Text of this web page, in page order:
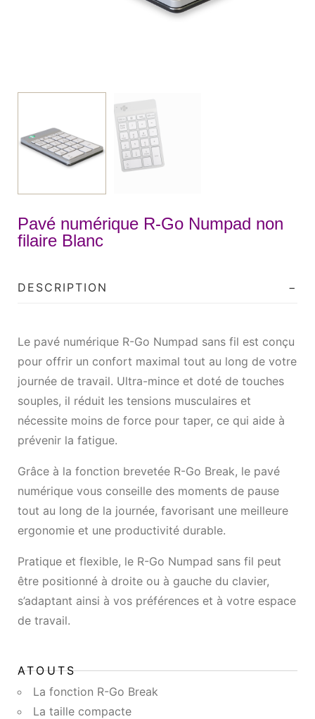
Pavé numérique R-Go Numpad non
filaire Blanc
DESCRIPTION
Le pavé numérique R-Go Numpad sans fil est conçu
pour offrir un confort maximal tout au long de votre
journée de travail. Ultra-mince et doté de touches
souples, il réduit les tensions musculaires et
nécessite moins de force pour taper, ce qui aide à
prévenir la fatigue.
Grâce à la fonction brevetée R-Go Break, le pavé
numérique vous conseille des moments de pause
tout au long de la journée, favorisant une meilleure
ergonomie et une productivité durable.
Pratique et flexible, le R-Go Numpad sans fil peut
être positionné à droite ou à gauche du clavier,
s’adaptant ainsi à vos préférences et à votre espace
de travail.
ATOUTS
La fonction R-Go Break
La taille compacte